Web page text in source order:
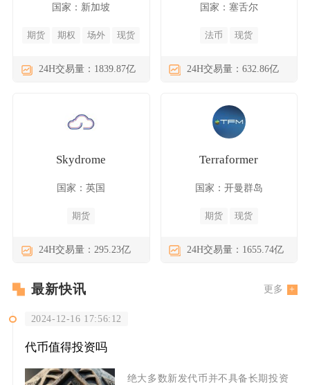
国家：新加坡
期货 期权 场外 现货
24H交易量：1839.87亿
国家：塞舌尔
法币 现货
24H交易量：632.86亿
Skydrome
国家：英国
期货
24H交易量：295.23亿
Terraformer
国家：开曼群岛
期货 现货
24H交易量：1655.74亿
最新快讯 更多
2024-12-16 17:56:12
代币值得投资吗
绝大多数新发代币并不具备长期投资